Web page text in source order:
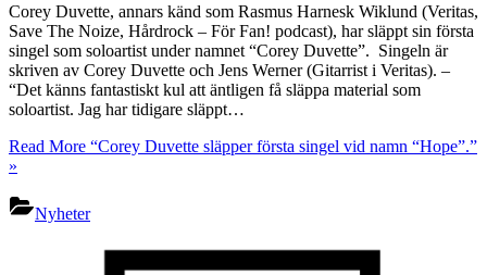
Corey Duvette, annars känd som Rasmus Harnesk Wiklund (Veritas,
Save The Noize, Hårdrock – För Fan! podcast), har släppt sin första
singel som soloartist under namnet “Corey Duvette”. Singeln är
skriven av Corey Duvette och Jens Werner (Gitarrist i Veritas). –
“Det känns fantastiskt kul att äntligen få släppa material som
soloartist. Jag har tidigare släppt…
Read More “Corey Duvette släpper första singel vid namn “Hope”.”
»
Nyheter